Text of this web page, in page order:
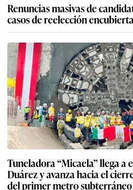
Renuncias masivas de
casos de reelección
Tuneladora “Micaela” llega a
Duárez y avanza hacia el
del primer metro subterráneo